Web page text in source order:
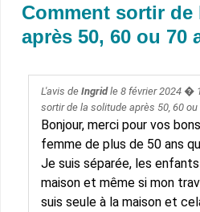
Comment sortir
après 50, 60 ou 70
L'avis de Ingridle 8 février 2024�
sortir de la solitude après 50, 60 ou
Bonjour, merci pour vos
femme de plus de 50 ans
Je suis séparée, les
maison et même si mon
suis seule à la maison et